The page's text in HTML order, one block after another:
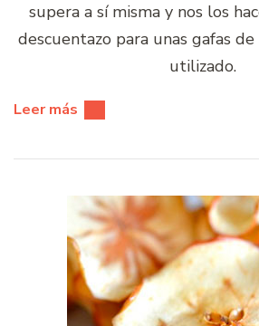
supera a sí misma y nos los
descuentazo para unas gafas
utilizado.
Leer más